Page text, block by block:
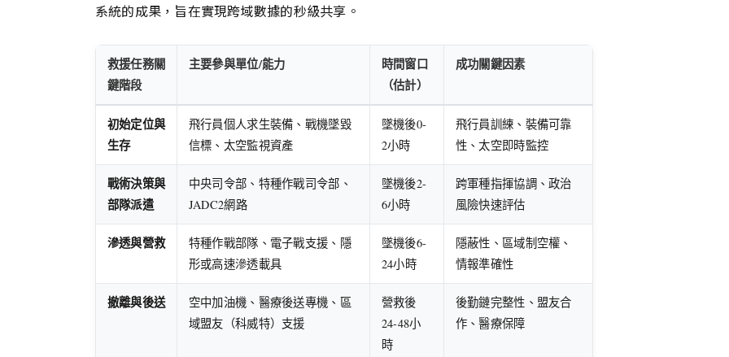
系統的成果，旨在實現跨域數據的秒級共享。
救援任務關
鍵階段
主要參與單位/能力
時間窗口
（估計）
成功關鍵因素
初始定位與
生存
飛行員個人求生裝備、戰機墜毀
信標、太空監視資產
墜機後0-
2小時
飛行員訓練、裝備可靠
性、太空即時監控
戰術決策與
部隊派遣
中央司令部、特種作戰司令部、
JADC2網路
墜機後2-
6小時
跨軍種指揮協調、政治
風險快速評估
滲透與營救
特種作戰部隊、電子戰支援、隱
形或高速滲透載具
墜機後6-
24小時
隱蔽性、區域制空權、
情報準確性
撤離與後送
空中加油機、醫療後送專機、區
域盟友（科威特）支援
營救後
24-48小
時
後勤鏈完整性、盟友合
作、醫療保障